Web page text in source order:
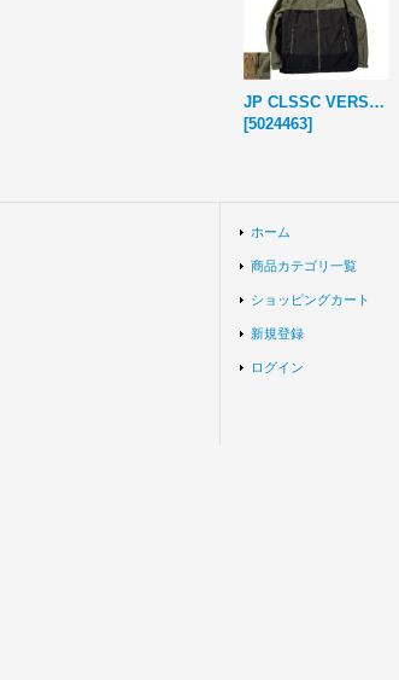
JP CLSSC VERSA RP JK SE
[5024463]
ホーム
商品カテゴリ一覧
ショッピングカート
新規登録
ログイン